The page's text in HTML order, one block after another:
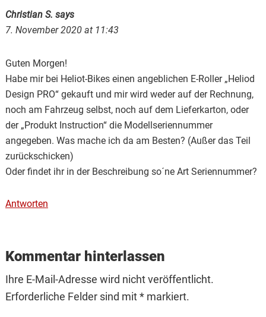
Christian S. says
7. November 2020 at 11:43
Guten Morgen!
Habe mir bei Heliot-Bikes einen angeblichen E-Roller „Heliod
Design PRO“ gekauft und mir wird weder auf der Rechnung,
noch am Fahrzeug selbst, noch auf dem Lieferkarton, oder
der „Produkt Instruction“ die Modellseriennummer
angegeben. Was mache ich da am Besten? (Außer das Teil
zurückschicken)
Oder findet ihr in der Beschreibung so´ne Art Seriennummer?
Antworten
Kommentar hinterlassen
Ihre E-Mail-Adresse wird nicht veröffentlicht.
Erforderliche Felder sind mit * markiert.